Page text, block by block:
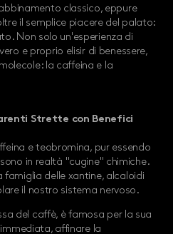
classico, eppure
il semplice piacere del palato:
Non solo un'esperienza di
e proprio elisir di benessere,
la caffeina e la
Strette con Benefici
e teobromina, pur essendo
in realtà "cugine" chimiche.
delle xantine, alcaloidi
il nostro sistema nervoso.
del caffè, è famosa per la sua
affinare la